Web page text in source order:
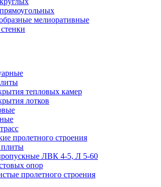
мелиоративные
тепловых камер
лотков
пролетного строения
ЛВК 4-5, Л 5-60
опор
пролетного строения